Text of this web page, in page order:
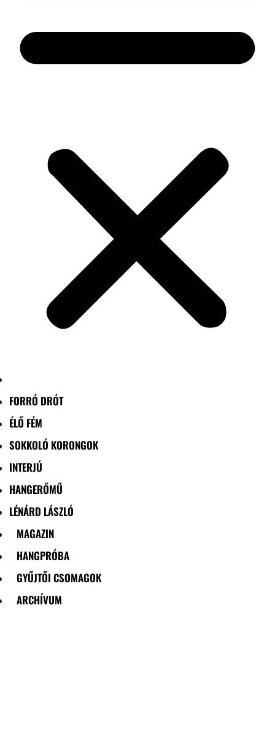
FORRÓ DRÓT
ÉLŐ FÉM
SOKKOLÓ KORONGOK
INTERJÚ
HANGERŐMŰ
LÉNÁRD LÁSZLÓ
MAGAZIN
HANGPRÓBA
GYŰJTŐI CSOMAGOK
ARCHÍVUM